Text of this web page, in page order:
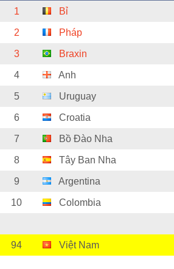
1 Bỉ
2 Pháp
3 Braxin
4 Anh
5 Uruguay
6 Croatia
7 Bồ Đào Nha
8 Tây Ban Nha
9 Argentina
10 Colombia
94 Việt Nam